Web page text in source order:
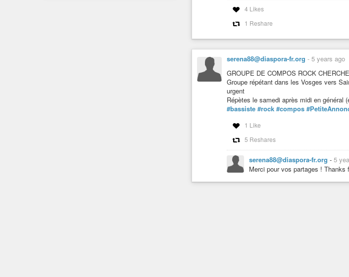
Le #style
#soul. Contrairement à ce que ses
un style rock sudiste, avec des
#politiqueset#sociaux, comme la
nord de l’État de#NewYork, et a été
https://www.youtube.com/
#musique #music #reportage
4 Likes
1 Reshare
serena88@diaspora-fr.org - 5 years ago
GROUPE DE COMPOS ROCK
Groupe répétant dans les Vosges vers
urgent
Répètes le samedi après midi en général
#bassiste #rock #compos
1 Like
5 Reshares
serena88@diaspora-fr.org - 5
Merci pour vos partages ! Thanks